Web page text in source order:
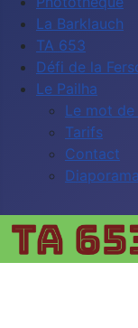
La Barklauch
TA 653
Défi de la
Le Pailha
Le mot de
Tarifs
Contact
Diaporama